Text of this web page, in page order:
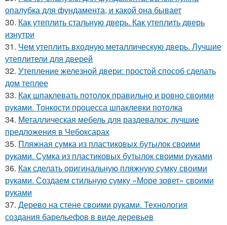
опалубка для фундамента, и какой она бывает
30. Как утеплить стальную дверь. Как утеплить дверь
изнутри
31. Чем утеплить входную металлическую дверь. Лучшие
утеплители для дверей
32. Утепление железной двери: простой способ сделать
дом теплее
33. Как шпаклевать потолок правильно и ровно своими
руками. Тонкости процесса шпаклевки потолка
34. Металлическая мебель для раздевалок: лучшие
предложения в Чебоксарах
35. Пляжная сумка из пластиковых бутылок своими
руками. Сумка из пластиковых бутылок своими руками
36. Как сделать оригинальную пляжную сумку своими
руками. Создаем стильную сумку «Море зовет» своими
руками
37. Дерево на стене своими руками. Технология
создания барельефов в виде деревьев